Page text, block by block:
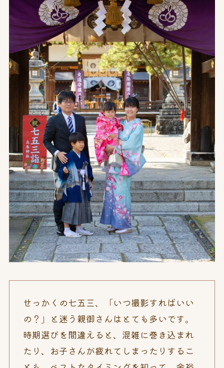
せっかくの七五三、「いつ撮影すればいい
の？」と迷う親御さんはとても多いです。
時期選びを間違えると、混雑に巻き込まれ
たり、お子さんが疲れてしまったりするこ